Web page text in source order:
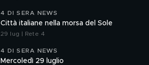
4 DI SERA NEWS
Città italiane nella morsa del Sole
29 lug | Rete 4
4 DI SERA NEWS
Mercoledì 29 luglio